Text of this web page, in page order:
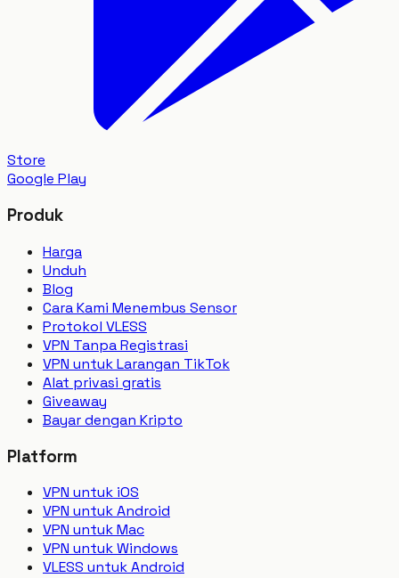
Store
Google Play
Produk
Harga
Unduh
Blog
Cara Kami Menembus Sensor
Protokol VLESS
VPN Tanpa Registrasi
VPN untuk Larangan TikTok
Alat privasi gratis
Giveaway
Bayar dengan Kripto
Platform
VPN untuk iOS
VPN untuk Android
VPN untuk Mac
VPN untuk Windows
VLESS untuk Android